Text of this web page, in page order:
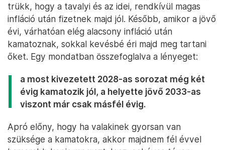
trükk, hogy a tavalyi és az idei, rendkívül magas
infláció után fizetnek majd jól. Később, amikor a jövő
évi, várhatóan elég alacsony infláció után
kamatoznak, sokkal kevésbé éri majd meg tartani
őket. Egy mondatban összefoglalva a lényeget:
a most kivezetett 2028-as sorozat még két
évig kamatozik jól, a helyette jövő 2033-as
viszont már csak másfél évig.
Apró előny, hogy ha valakinek gyorsan van
szüksége a kamatokra, akkor majdnem fél évvel